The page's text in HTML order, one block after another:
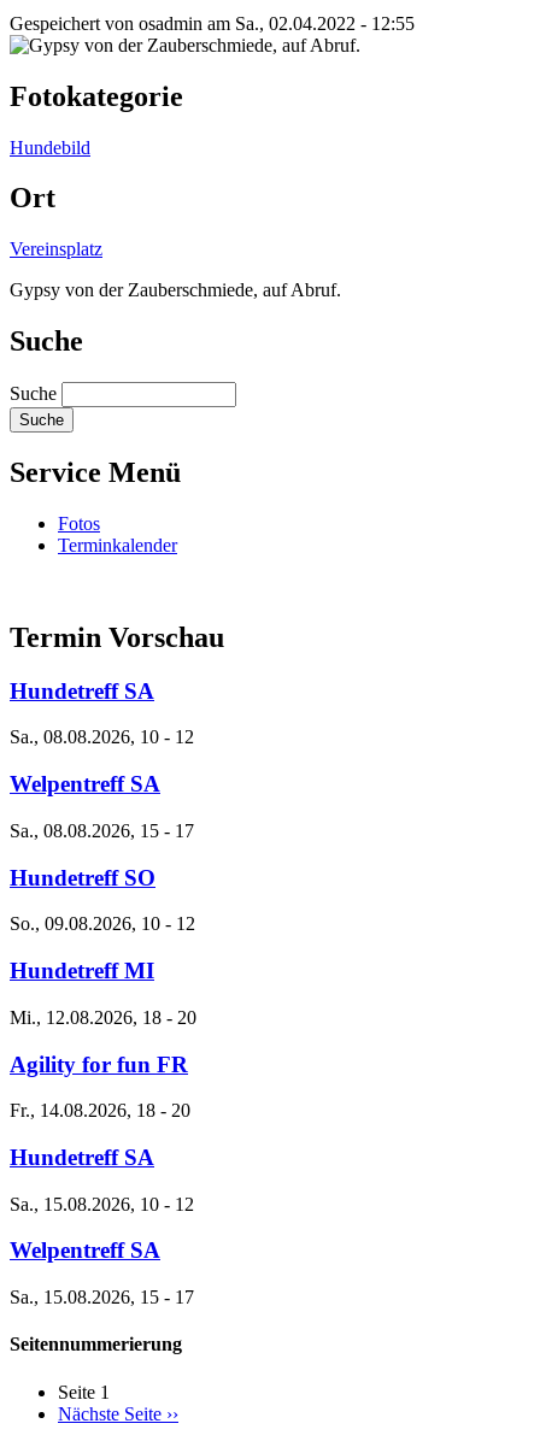
Gespeichert von osadmin am Sa., 02.04.2022 - 12:55
Fotokategorie
Hundebild
Ort
Vereinsplatz
Gypsy von der Zauberschmiede, auf Abruf.
Suche
Suche
Service Menü
Fotos
Terminkalender
Termin Vorschau
Hundetreff SA
Sa., 08.08.2026, 10 - 12
Welpentreff SA
Sa., 08.08.2026, 15 - 17
Hundetreff SO
So., 09.08.2026, 10 - 12
Hundetreff MI
Mi., 12.08.2026, 18 - 20
Agility for fun FR
Fr., 14.08.2026, 18 - 20
Hundetreff SA
Sa., 15.08.2026, 10 - 12
Welpentreff SA
Sa., 15.08.2026, 15 - 17
Seitennummerierung
Seite 1
Nächste Seite ››